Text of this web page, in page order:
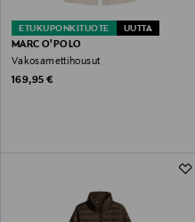
ETUKUPONKITUOTE UUTTA
MARC O'POLO
Vakosamettihousut
Original Price
169,95 €